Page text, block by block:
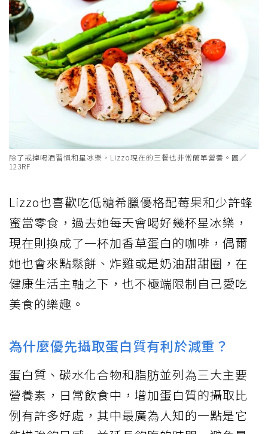
除了戒掉喝酒習慣和星冰樂，Lizzo現在的三餐也非常簡單營養。圖／
123RF
Lizzo也喜歡吃低糖希臘優格配莓果和少許蜂
蜜當零食，過去她每天會喝好幾杯星冰樂，
現在則換成了一杯加香草蛋白的咖啡，偶爾
她也會來點鬆餅、炸雞或是奶油甜甜圈，在
健康生活主軸之下，也不極端限制自己愛吃
美食的樂趣。
為什麼優先攝取蛋白質有利於減重？
蛋白質、碳水化合物和脂肪並列為三大主要
營養素，日常飲食中，增加蛋白質的攝取比
例有許多好處，其中最廣為人知的一點是它